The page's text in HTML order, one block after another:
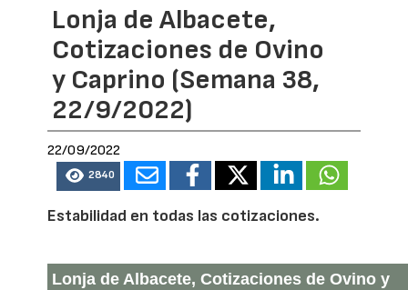
Lonja de Albacete,
Cotizaciones de Ovino
y Caprino (Semana 38,
22/9/2022)
22/09/2022
2840
Estabilidad en todas las cotizaciones.
Lonja de Albacete, Cotizaciones de Ovino y